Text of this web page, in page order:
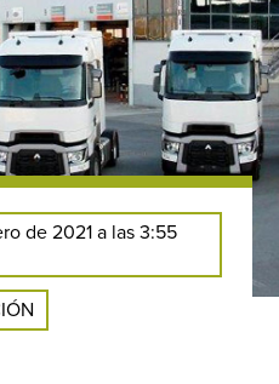
de 2021 a las 3:55